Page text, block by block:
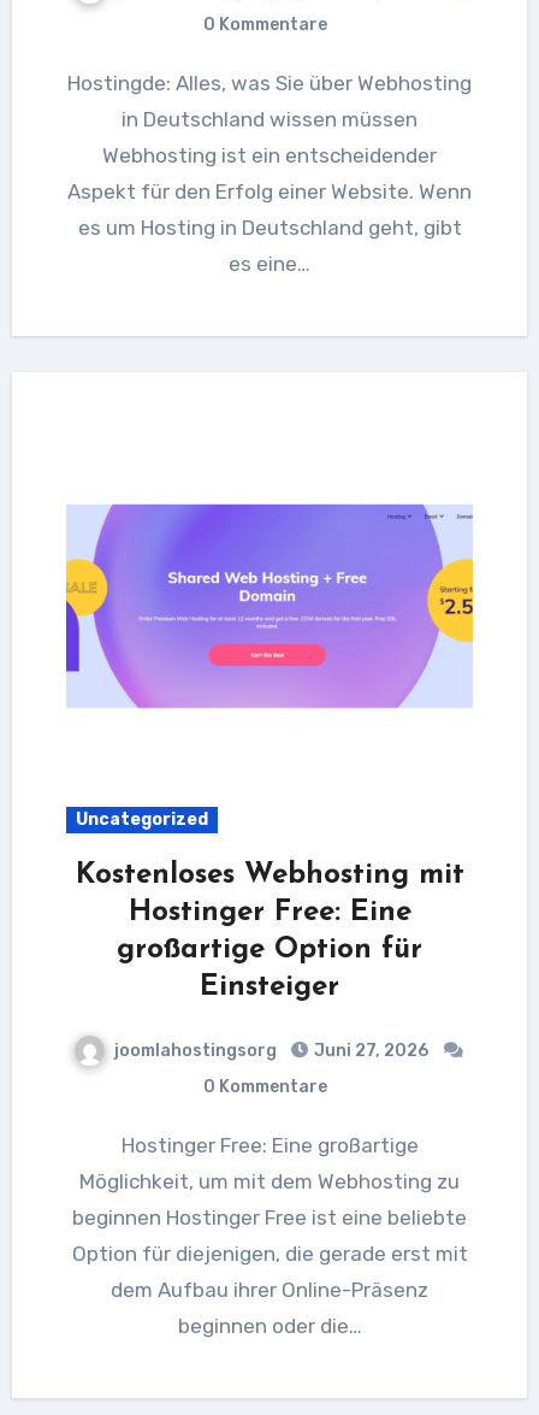
0 Kommentare
Hostingde: Alles, was Sie über Webhosting
in Deutschland wissen müssen
Webhosting ist ein entscheidender
Aspekt für den Erfolg einer Website. Wenn
es um Hosting in Deutschland geht, gibt
es eine…
Uncategorized
Kostenloses Webhosting mit
Hostinger Free: Eine
großartige Option für
Einsteiger
joomlahostingsorg
Juni 27, 2026
0 Kommentare
Hostinger Free: Eine großartige
Möglichkeit, um mit dem Webhosting zu
beginnen Hostinger Free ist eine beliebte
Option für diejenigen, die gerade erst mit
dem Aufbau ihrer Online-Präsenz
beginnen oder die…